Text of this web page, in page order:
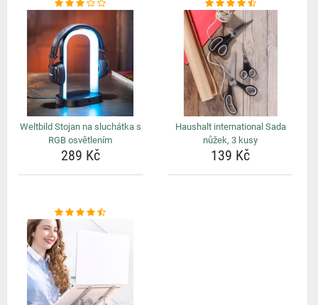
Weltbild Stojan na sluchátka s
RGB osvětlením
289 Kč
Haushalt international Sada
nůžek, 3 kusy
139 Kč